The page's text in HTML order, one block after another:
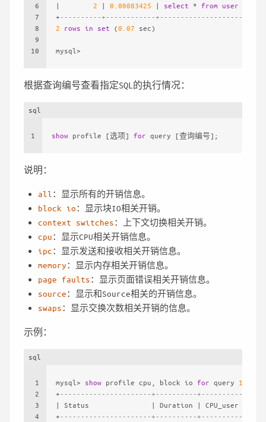
6
7
8
9
10
| 2 | 0.00083425 | select * from user
+----------+------------+--------------------+
2 rows in set (0.07 sec)
mysql>
根据查询编号查看指定SQL的执行情况：
sql
1 show profile [选项] for query [查询编号];
说明：
all ：显示所有的开销信息。
block io：显示块IO相关开销。
context switches：上下文切换相关开销。
cpu：显示CPU相关开销信息。
ipc：显示发送和接收相关开销信息。
memory：显示内存相关开销信息。
page faults：显示页面错误相关开销信息。
source：显示和Source相关的开销信息。
swaps：显示交换次数相关开销的信息。
示例：
sql
1
2
3
4
mysql> show profile cpu, block io for query 1
+----------------------+----------+----------
|
Status | Duration | CPU_user
+----------------------+----------+----------